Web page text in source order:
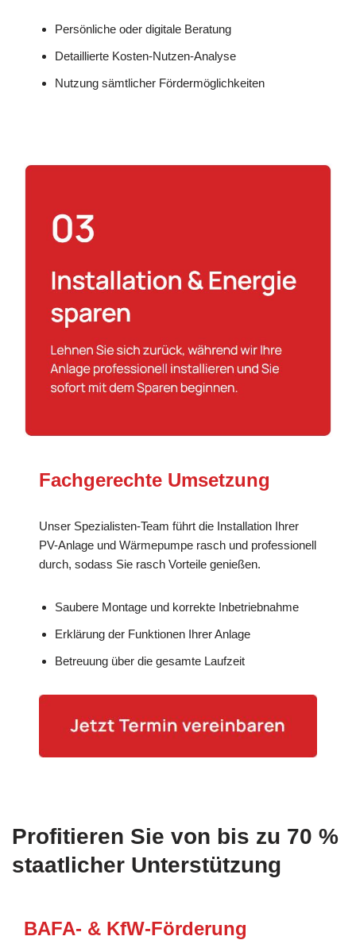
Persönliche oder digitale Beratung
Detaillierte Kosten-Nutzen-Analyse
Nutzung sämtlicher Fördermöglichkeiten
Fachgerechte Umsetzung
Unser Spezialisten-Team führt die Installation Ihrer
PV-Anlage und Wärmepumpe rasch und professionell
durch, sodass Sie rasch Vorteile genießen.
Saubere Montage und korrekte Inbetriebnahme
Erklärung der Funktionen Ihrer Anlage
Betreuung über die gesamte Laufzeit
Profitieren Sie von bis zu 70 %
staatlicher Unterstützung
BAFA- & KfW-Förderung